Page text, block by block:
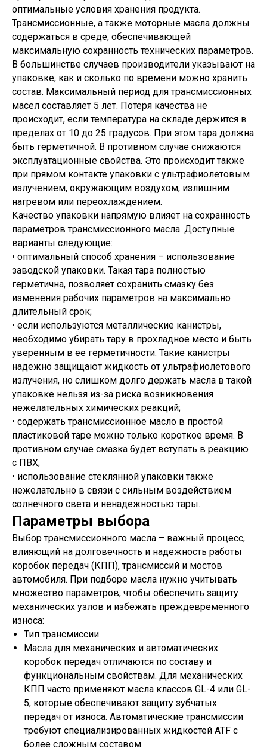
оптимальные условия хранения продукта.
Трансмиссионные, а также моторные масла должны
содержаться в среде, обеспечивающей
максимальную сохранность технических параметров.
В большинстве случаев производители указывают на
упаковке, как и сколько по времени можно хранить
состав. Максимальный период для трансмиссионных
масел составляет 5 лет. Потеря качества не
происходит, если температура на складе держится в
пределах от 10 до 25 градусов. При этом тара должна
быть герметичной. В противном случае снижаются
эксплуатационные свойства. Это происходит также
при прямом контакте упаковки с ультрафиолетовым
излучением, окружающим воздухом, излишним
нагревом или переохлаждением.
Качество упаковки напрямую влияет на сохранность
параметров трансмиссионного масла. Доступные
варианты следующие:
• оптимальный способ хранения – использование
заводской упаковки. Такая тара полностью
герметична, позволяет сохранить смазку без
изменения рабочих параметров на максимально
длительный срок;
• если используются металлические канистры,
необходимо убирать тару в прохладное место и быть
уверенным в ее герметичности. Такие канистры
надежно защищают жидкость от ультрафиолетового
излучения, но слишком долго держать масла в такой
упаковке нельзя из-за риска возникновения
нежелательных химических реакций;
• содержать трансмиссионное масло в простой
пластиковой таре можно только короткое время. В
противном случае смазка будет вступать в реакцию
с ПВХ;
• использование стеклянной упаковки также
нежелательно в связи с сильным воздействием
солнечного света и ненадежностью тары.
Параметры выбора
Выбор трансмиссионного масла – важный процесс,
влияющий на долговечность и надежность работы
коробок передач (КПП), трансмиссий и мостов
автомобиля. При подборе масла нужно учитывать
множество параметров, чтобы обеспечить защиту
механических узлов и избежать преждевременного
износа:
Тип трансмиссии
Масла для механических и автоматических
коробок передач отличаются по составу и
функциональным свойствам. Для механических
КПП часто применяют масла классов GL-4 или GL-
5, которые обеспечивают защиту зубчатых
передач от износа. Автоматические трансмиссии
требуют специализированных жидкостей ATF с
более сложным составом.
Санкт-Петербург, ш.Революции,
д.69, лит.А, пом.22-Н, офис 310
+7 (812) 448-86-36
Аналоги
Оплата и доставка
Гарантии
Сертификаты
О компании
Новости
Контакты
Отзывы
Гидравлические масла
Компрессорные масла
Трансмиссионные масла
масла
Редукторные масла
Смазочно-охлаждающие
Антифриз
Смазка
Аккумуляторы
Политика RT-OIL в отношении конфиденциальности
обработки персональных данных
Пн-Пт: 9.00-18.00
не является публичной офертой
Заказать звонок
© 2026 Все права защищены
Карта сайта
Вакансии